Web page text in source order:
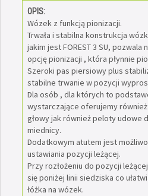
OPIS:
Wózek z funkcją pionizacji.
Trwała i stabilna konstrukcja
jakim jest FOREST 3 SU, pozwala
opcję pionizacji , która płynnie
Szeroki pas piersiowy plus
stabilne trwanie w pozycji
Dla osób , dla których to
wystarczające oferujemy
głowy jak również peloty udowe
miednicy.
Dodatkowym atutem jest
ustawiania pozycji leżącej.
Przy rozłożeniu do pozycji
się poniżej linii siedziska co
łóżka na wózek.